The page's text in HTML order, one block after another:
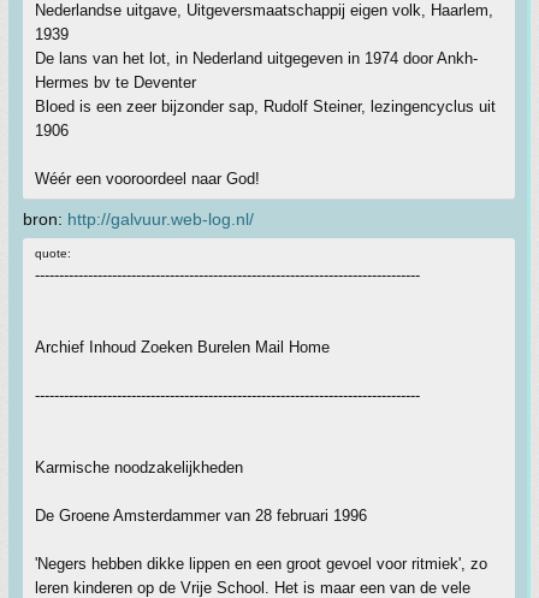
Nederlandse uitgave, Uitgeversmaatschappij eigen volk, Haarlem,
1939
De lans van het lot, in Nederland uitgegeven in 1974 door Ankh-
Hermes bv te Deventer
Bloed is een zeer bijzonder sap, Rudolf Steiner, lezingencyclus uit
1906
Wéér een vooroordeel naar God!
bron: http://galvuur.web-log.nl/
quote:
--------------------------------------------------------------------------------
Archief Inhoud Zoeken Burelen Mail Home
--------------------------------------------------------------------------------
Karmische noodzakelijkheden
De Groene Amsterdammer van 28 februari 1996
'Negers hebben dikke lippen en een groot gevoel voor ritmiek', zo
leren kinderen op de Vrije School. Het is maar een van de vele